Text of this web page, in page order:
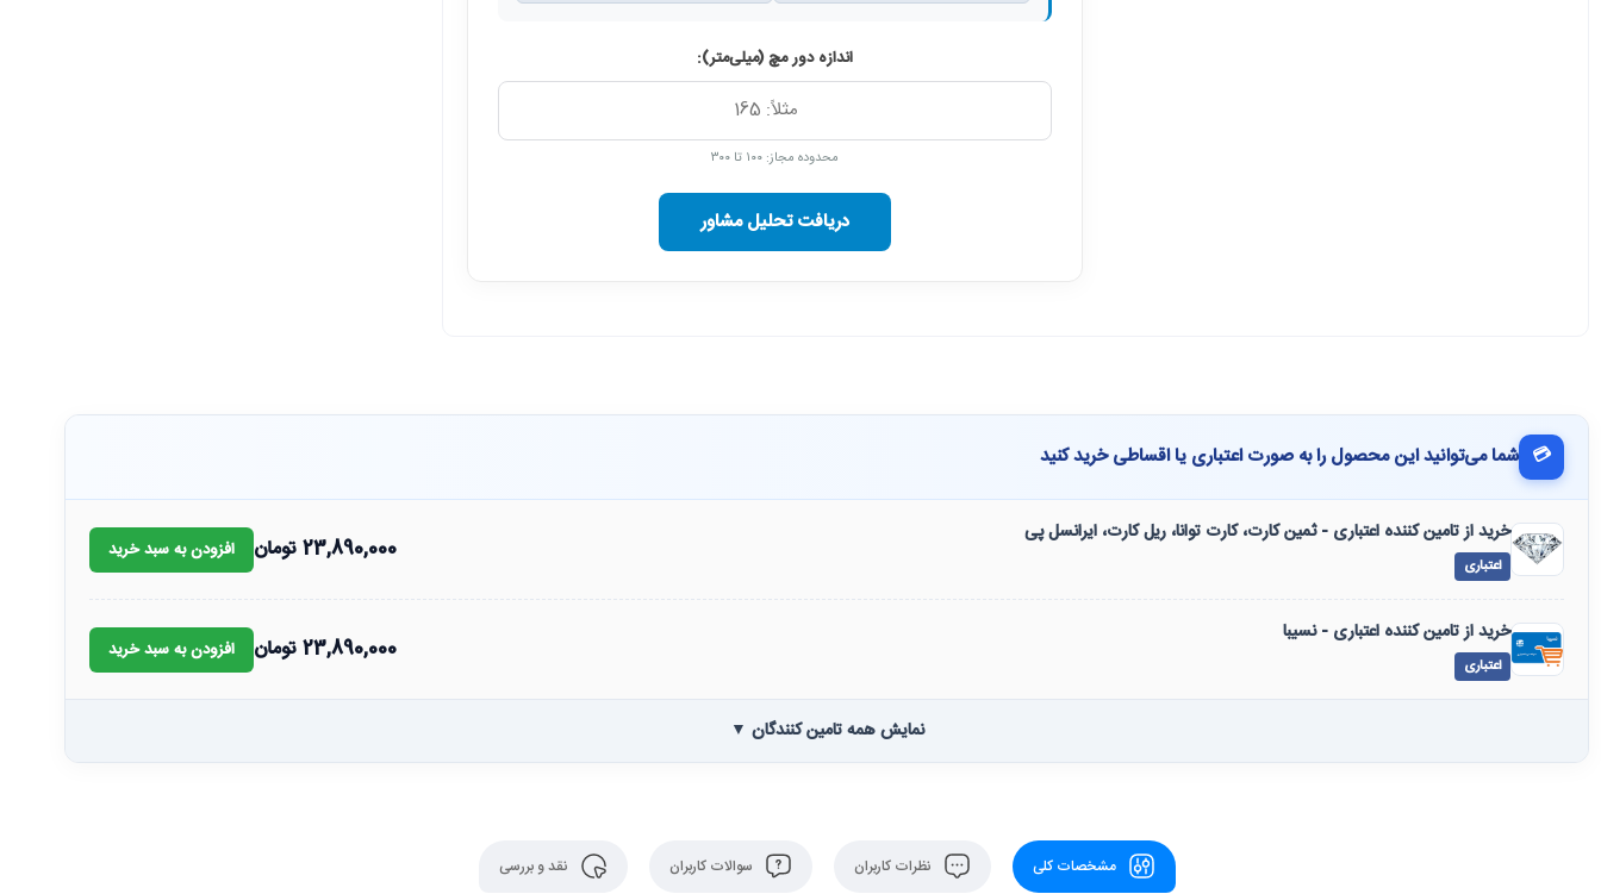
اندازه دور مچ (میلی‌متر):
محدوده مجاز: ۱۰۰ تا ۳۰۰
دریافت تحلیل مشاور
💳 شما می‌توانید این محصول را به صورت اعتباری یا اقساطی خرید کنید
خرید از تامین کننده اعتباری - ثمین کارت، کارت توانا، ریل کارت، ایرانسل پی
اعتباری
23,890,000تومان افزودن به سبد خرید
خرید از تامین کننده اعتباری - نسیبا
اعتباری
23,890,000تومان افزودن به سبد خرید
نمایش همه تامین کنندگان ▼
مشخصات کلی نظرات کاربران سوالات کاربران نقد و بررسی